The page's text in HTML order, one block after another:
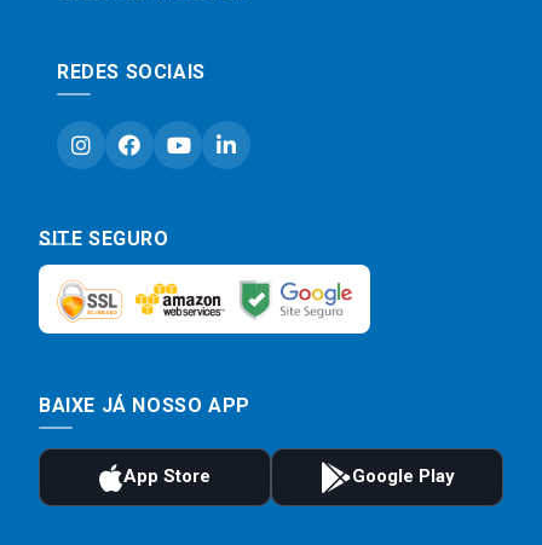
REDES SOCIAIS
SITE SEGURO
BAIXE JÁ NOSSO APP